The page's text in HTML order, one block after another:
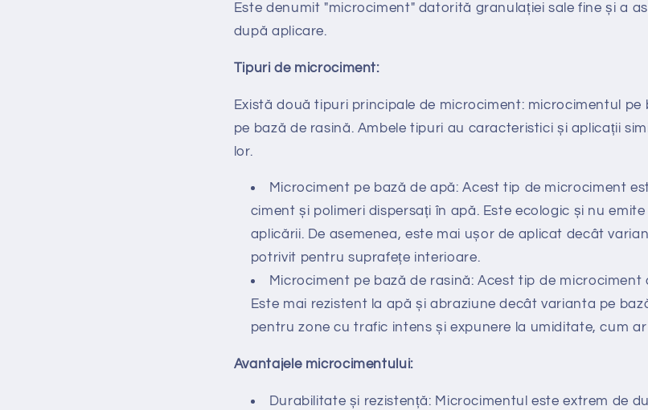
Este denumit "microciment" datorită granulației sale fine și a
după aplicare.
Tipuri de microciment:
Există două tipuri principale de microciment: microcimentul pe
pe bază de rasină. Ambele tipuri au caracteristici și aplicații
lor.
Microciment pe bază de apă: Acest tip de microciment
ciment și polimeri dispersați în apă. Este ecologic și nu
aplicării. De asemenea, este mai ușor de aplicat decât
potrivit pentru suprafețe interioare.
Microciment pe bază de rasină: Acest tip de microciment
Este mai rezistent la apă și abraziune decât varianta pe
pentru zone cu trafic intens și expunere la umiditate, cum
Avantajele microcimentului:
Durabilitate și rezistență: Microcimentul este extrem de